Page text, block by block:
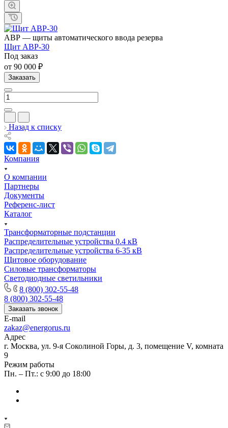
АВР — щиты автоматического ввода резерва
Щит АВР-30
Под заказ
от 90 000 ₽
Заказать
Назад к списку
Компания
О компании
Партнеры
Документы
Референс-лист
Каталог
Трансформаторные подстанции
Распределительные устройства 0.4 кВ
Распределительные устройства 6-35 кВ
Щитовое оборудование
Силовые трансформаторы
Светодиодные светильники
8 (800) 302-55-48
8 (800) 302-55-48
Заказать звонок
E-mail
zakaz@energorus.ru
Адрес
г. Москва, ул. 9-я Соколиной Горы, д. 3, помещение V, комната
9
Режим работы
Пн. – Пт.: с 9:00 до 18:00